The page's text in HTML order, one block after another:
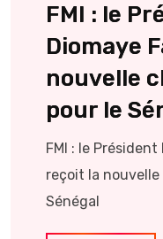
FMI : le
Diomaye
nouvelle
pour le
FMI : le
reçoit la
Sénégal